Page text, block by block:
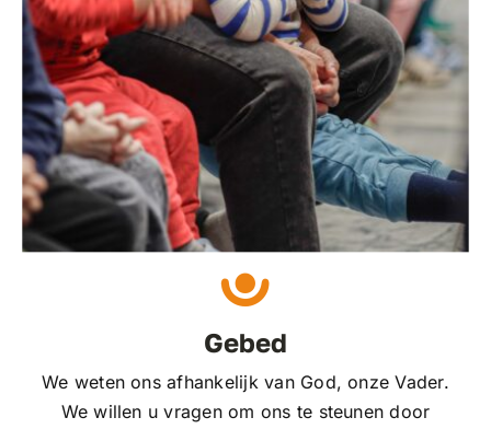
Gebed
We weten ons afhankelijk van God, onze Vader.
We willen u vragen om ons te steunen door